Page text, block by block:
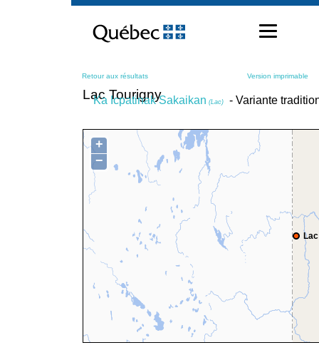
contenu
Retour aux résultats Version imprimable
Lac Tourigny
Ka Icpatinak Sakaikan (Lac) - Variante
+
−